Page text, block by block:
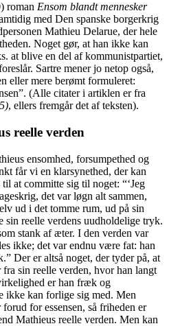
roman Ensom blandt mennesker
med Den spanske borgerkrig
Mathieu Delarue, der hele
Noget gør, at han ikke kan
at blive en del af kommunistpartiet,
Sartre mener jo netop også,
eller mere berømt formuleret:
(Alle citater i artiklen er fra
, ellers fremgår det af teksten).
reelle verden
ensomhed, forsumpethed og
får vi en klarsynethed, der kan
at committe sig til noget: “‘Jeg
det var løgn alt sammen,
ud i det tomme rum, ud på sin
sin reelle verdens uudholdelige tryk.
stank af æter. I den verden var
ikke; det var endnu være fat: han
Der er altså noget, der tyder på, at
sin reelle verden, hvor han langt
er han fræk og
ikke kan forlige sig med. Men
for essensen, så friheden er
Mathieus reelle verden. Men kan